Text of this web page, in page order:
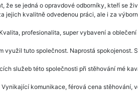
že se jedná o opravdové odborníky, kteří se
jejich kvalitně odvedenou práci, ale i za
profesionalita, super vybavení a
využil tuto společnost. Naprostá spokojenost.
služeb této společnosti při stěhování mé
komunikace, férová cena stěhování,